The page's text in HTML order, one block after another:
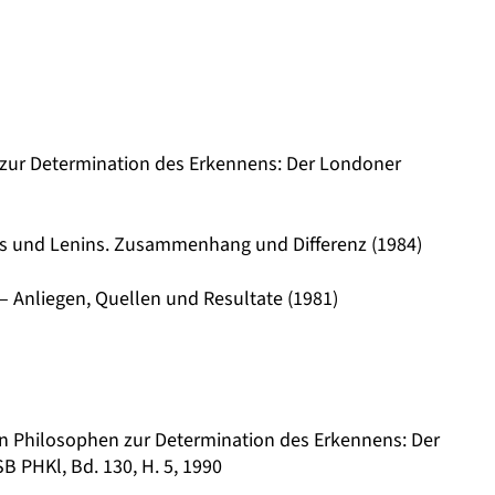
Determination des Erkennens: Der Londoner
Lenins. Zusammenhang und Differenz (1984)
Quellen und Resultate (1981)
zur Determination des Erkennens: Der
PHKl, Bd. 130, H. 5, 1990